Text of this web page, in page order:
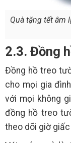
Quà tặng tết âm
2.3. Đồng
Đồng hồ treo
cho mọi gia
với mọi không
đồng hồ treo
theo dõi giờ